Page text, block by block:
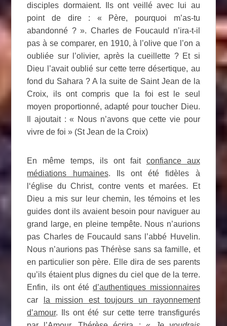
disciples dormaient. Ils ont veillé avec lui au
point de dire : « Père, pourquoi m’as-tu
abandonné ? ». Charles de Foucauld n’ira-t-il
pas à se comparer, en 1910, à l’olive que l’on a
oubliée sur l’olivier, après la cueillette ? Et si
Dieu l’avait oublié sur cette terre désertique, au
fond du Sahara ? A la suite de Saint Jean de la
Croix, ils ont compris que la foi est le seul
moyen proportionné, adapté pour toucher Dieu.
Il ajoutait : « Nous n’avons que cette vie pour
vivre de foi » (St Jean de la Croix)
En même temps, ils ont fait confiance aux
médiations humaines. Ils ont été fidèles à
l‘église du Christ, contre vents et marées. Et
Dieu a mis sur leur chemin, les témoins et les
guides dont ils avaient besoin pour naviguer au
grand large, en pleine tempête. Nous n’aurions
pas Charles de Foucauld sans l’abbé Huvelin.
Nous n’aurions pas Thérèse sans sa famille, et
en particulier son père. Elle dira de ses parents
qu’ils étaient plus dignes du ciel que de la terre.
Enfin, ils ont étéd’authentiques missionnaires
car
la mission est toujours un rayonnement
d’amour. Ils ont été sur cette terre transfigurés